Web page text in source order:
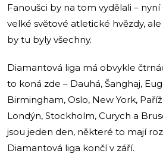
Fanoušci by na tom vydělali –
velké světové atletické hvězdy,
by tu byly všechny.
Diamantová liga má obvykle
to koná zde – Dauhá, Šanghaj,
Birmingham, Oslo, New York,
Londýn, Stockholm, Curych a
jsou jeden den, některé to mají
Diamantová liga končí v září.